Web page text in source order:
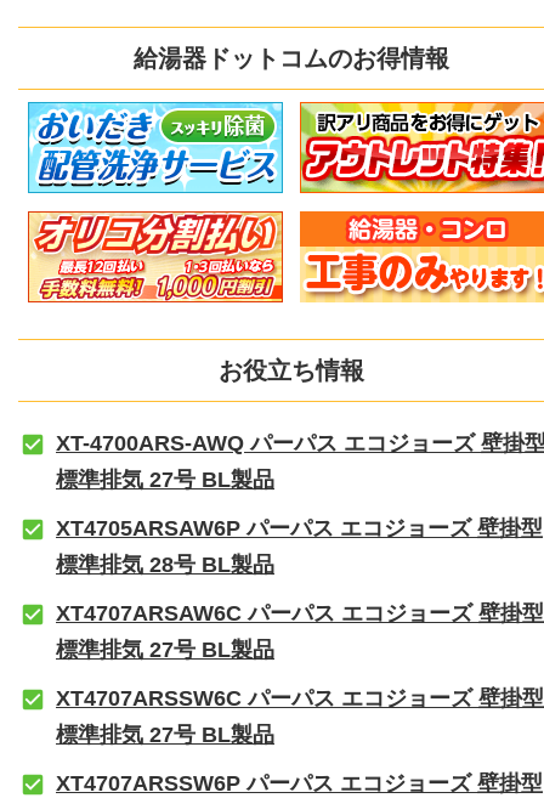
給湯器ドットコムのお得情報
お役立ち情報
XT-4700ARS-AWQ パーパス エコジョーズ 壁掛
標準排気 27号 BL製品
XT4705ARSAW6P パーパス エコジョーズ 壁掛型
標準排気 28号 BL製品
XT4707ARSAW6C パーパス エコジョーズ 壁掛型
標準排気 27号 BL製品
XT4707ARSSW6C パーパス エコジョーズ 壁掛型
標準排気 27号 BL製品
XT4707ARSSW6P パーパス エコジョーズ 壁掛型